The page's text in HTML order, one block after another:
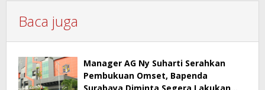
Baca juga
Manager AG Ny Suharti Serahkan
Pembukuan Omset, Bapenda